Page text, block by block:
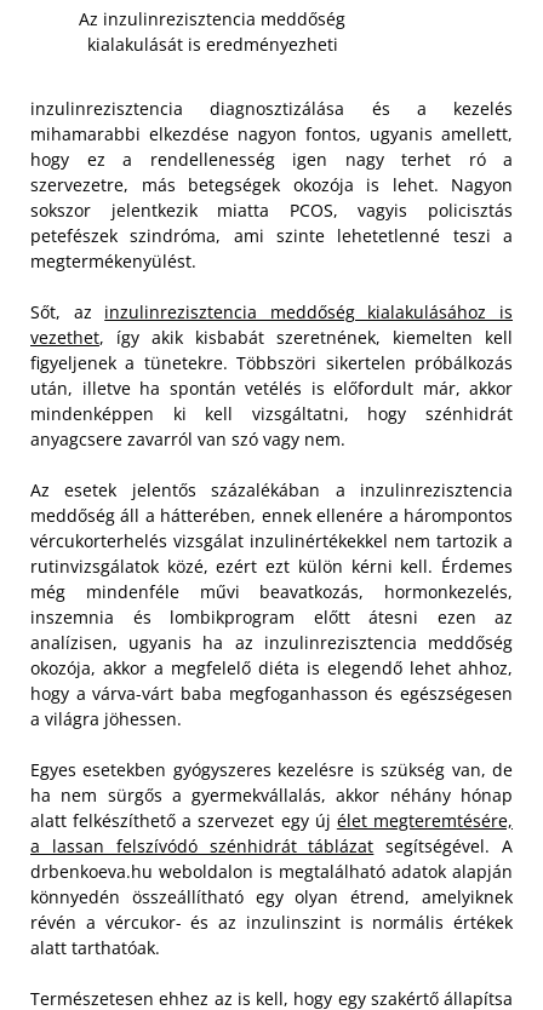
Az inzulinrezisztencia meddőség
kialakulását is eredményezheti
inzulinrezisztencia diagnosztizálása és a kezelés
mihamarabbi elkezdése nagyon fontos, ugyanis amellett,
hogy ez a rendellenesség igen nagy terhet ró a
szervezetre, más betegségek okozója is lehet. Nagyon
sokszor jelentkezik miatta PCOS, vagyis policisztás
petefészek szindróma, ami szinte lehetetlenné teszi a
megtermékenyülést.
Sőt, az inzulinrezisztencia meddőség kialakulásához is
vezethet, így akik kisbabát szeretnének, kiemelten kell
figyeljenek a tünetekre. Többszöri sikertelen próbálkozás
után, illetve ha spontán vetélés is előfordult már, akkor
mindenképpen ki kell vizsgáltatni, hogy szénhidrát
anyagcsere zavarról van szó vagy nem.
Az esetek jelentős százalékában a inzulinrezisztencia
meddőség áll a hátterében, ennek ellenére a hárompontos
vércukorterhelés vizsgálat inzulinértékekkel nem tartozik a
rutinvizsgálatok közé, ezért ezt külön kérni kell. Érdemes
még mindenféle művi beavatkozás, hormonkezelés,
inszemnia és lombikprogram előtt átesni ezen az
analízisen, ugyanis ha az inzulinrezisztencia meddőség
okozója, akkor a megfelelő diéta is elegendő lehet ahhoz,
hogy a várva-várt baba megfoganhasson és egészségesen
a világra jöhessen.
Egyes esetekben gyógyszeres kezelésre is szükség van, de
ha nem sürgős a gyermekvállalás, akkor néhány hónap
alatt felkészíthető a szervezet egy új élet megteremtésére,
a lassan felszívódó szénhidrát táblázat segítségével. A
drbenkoeva.hu weboldalon is megtalálható adatok alapján
könnyedén összeállítható egy olyan étrend, amelyiknek
révén a vércukor- és az inzulinszint is normális értékek
alatt tarthatóak.
Természetesen ehhez az is kell, hogy egy szakértő állapítsa